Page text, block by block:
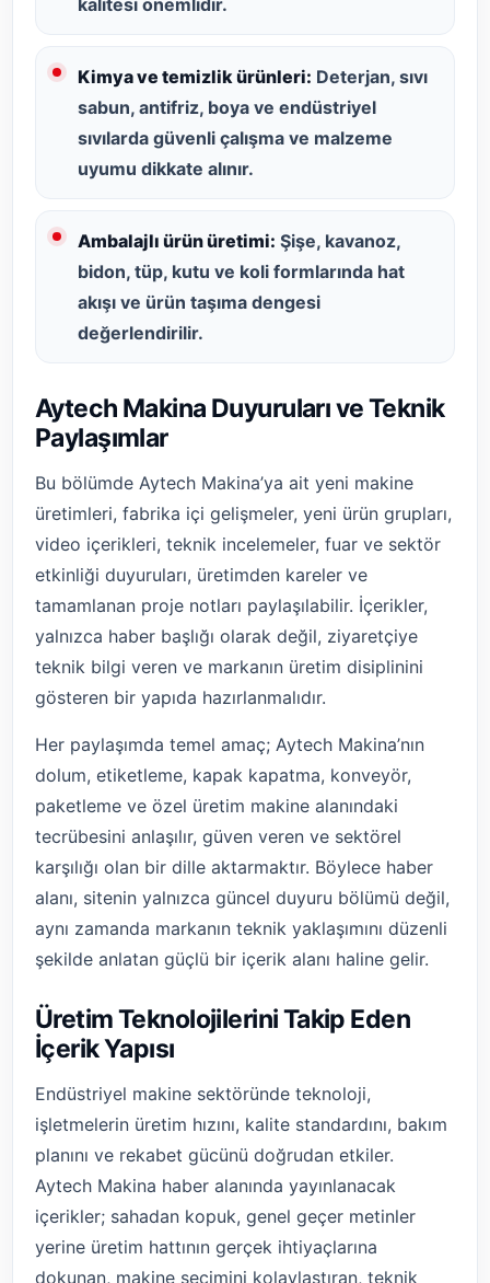
kalitesi önemlidir.
Kimya ve temizlik ürünleri: Deterjan, sıvı
sabun, antifriz, boya ve endüstriyel
sıvılarda güvenli çalışma ve malzeme
uyumu dikkate alınır.
Ambalajlı ürün üretimi: Şişe, kavanoz,
bidon, tüp, kutu ve koli formlarında hat
akışı ve ürün taşıma dengesi
değerlendirilir.
Aytech Makina Duyuruları ve Teknik
Paylaşımlar
Bu bölümde Aytech Makina’ya ait yeni makine
üretimleri, fabrika içi gelişmeler, yeni ürün grupları,
video içerikleri, teknik incelemeler, fuar ve sektör
etkinliği duyuruları, üretimden kareler ve
tamamlanan proje notları paylaşılabilir. İçerikler,
yalnızca haber başlığı olarak değil, ziyaretçiye
teknik bilgi veren ve markanın üretim disiplinini
gösteren bir yapıda hazırlanmalıdır.
Her paylaşımda temel amaç; Aytech Makina’nın
dolum, etiketleme, kapak kapatma, konveyör,
paketleme ve özel üretim makine alanındaki
tecrübesini anlaşılır, güven veren ve sektörel
karşılığı olan bir dille aktarmaktır. Böylece haber
alanı, sitenin yalnızca güncel duyuru bölümü değil,
aynı zamanda markanın teknik yaklaşımını düzenli
şekilde anlatan güçlü bir içerik alanı haline gelir.
Üretim Teknolojilerini Takip Eden
İçerik Yapısı
Endüstriyel makine sektöründe teknoloji,
işletmelerin üretim hızını, kalite standardını, bakım
planını ve rekabet gücünü doğrudan etkiler.
Aytech Makina haber alanında yayınlanacak
içerikler; sahadan kopuk, genel geçer metinler
yerine üretim hattının gerçek ihtiyaçlarına
dokunan, makine seçimini kolaylaştıran, teknik